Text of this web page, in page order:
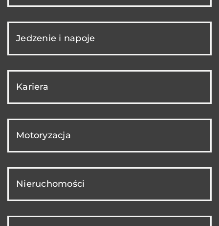
Jedzenie i napoje
Kariera
Motoryzacja
Nieruchomości